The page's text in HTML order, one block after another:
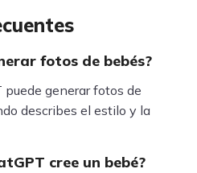
fotos de bebés?
puede generar fotos de
describes el estilo y la
cree un bebé?